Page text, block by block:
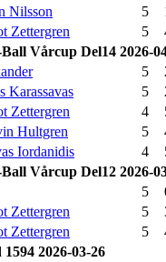
Nilsson 5
Zettergren 5
Vårcup Del14 2026-
5
Karassavas 5
Zettergren 4
Hultgren 5
Iordanidis 4
Vårcup Del12 2026-
5
Zettergren 5
Zettergren 5
2026-03-26